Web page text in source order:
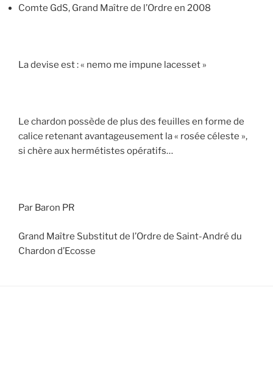
Comte GdS, Grand Maître de l’Ordre en 2008
La devise est : « nemo me impune lacesset »
Le chardon possède de plus des feuilles en forme de
calice retenant avantageusement la « rosée céleste »,
si chère aux hermétistes opératifs…
Par Baron PR
Grand Maître Substitut de l’Ordre de Saint-André du
Chardon d’Ecosse